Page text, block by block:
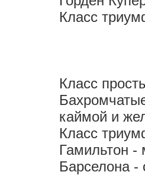
Класс
Класс
каймой и
Класс
Гамильтон
Барселона -